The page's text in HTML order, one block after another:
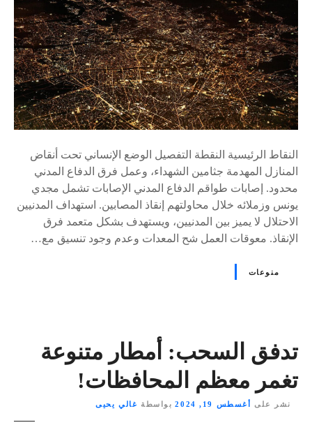
s
النقاط الرئيسية النقطة التفصيل الوضع الإنساني تحت أنقاض
المنازل المهدمة جثامين الشهداء، وعمل فرق الدفاع المدني
محدود. إصابات طواقم الدفاع المدني الإصابات تشمل مجدي
يونس وزملائه خلال محاولتهم إنقاذ المصابين. استهداف المدنيين
الاحتلال لا يميز بين المدنيين، ويستهدف بشكل متعمد فرق
الإنقاذ. معوقات العمل شح المعدات وعدم وجود تنسيق مع…
منوعات
تدفق السحب: أمطار متنوعة
تغمر معظم المحافظات!
نشر على أغسطس 19, 2024 بواسطة غالي يحيى